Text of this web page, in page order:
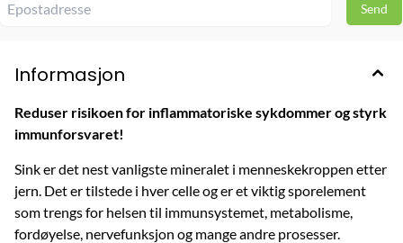
Informasjon
Reduser risikoen for inflammatoriske sykdommer og styrk
immunforsvaret!
Sink er det nest vanligste mineralet i menneskekroppen etter
jern. Det er tilstede i hver celle og er et viktig sporelement
som trengs for helsen til immunsystemet, metabolisme,
fordøyelse, nervefunksjon og mange andre prosesser.